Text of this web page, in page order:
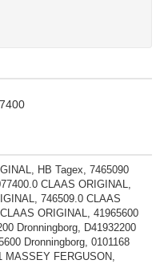
HB Tagex, 7465090
CLAAS ORIGINAL,
746509.0 CLAAS
ORIGINAL, 41965600
Dronningborg, D41932200
Dronningborg, 0101168
MASSEY FERGUSON,